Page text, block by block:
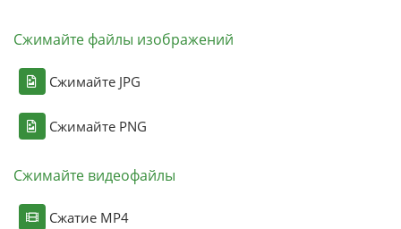
Сжимайте файлы изображений
Сжимайте JPG
Сжимайте PNG
Сжимайте видеофайлы
Сжатие MP4